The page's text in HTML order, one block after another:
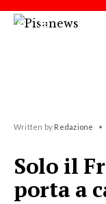
Written by Redazione •
Solo il
porta a